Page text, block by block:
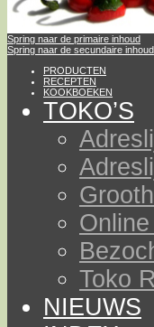
Spring naar de primaire inhoud
Spring naar de secundaire inhoud
PRODUCTEN
RECEPTEN
KOOKBOEKEN
TOKO’S
Toko
NIEUWS